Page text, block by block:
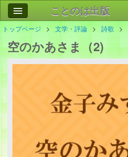
ことのは出版
作品
事業案内
会社情報
トップページ 文学・評論 詩歌
空のかあさま（2)